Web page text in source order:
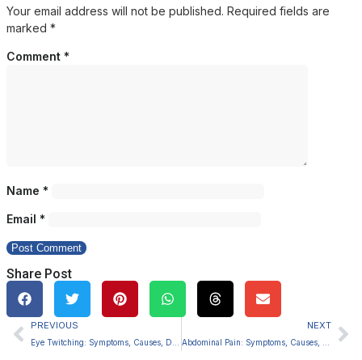
Your email address will not be published. Required fields are
marked *
Comment *
Name *
Email *
Share Post
PREVIOUS NEXT